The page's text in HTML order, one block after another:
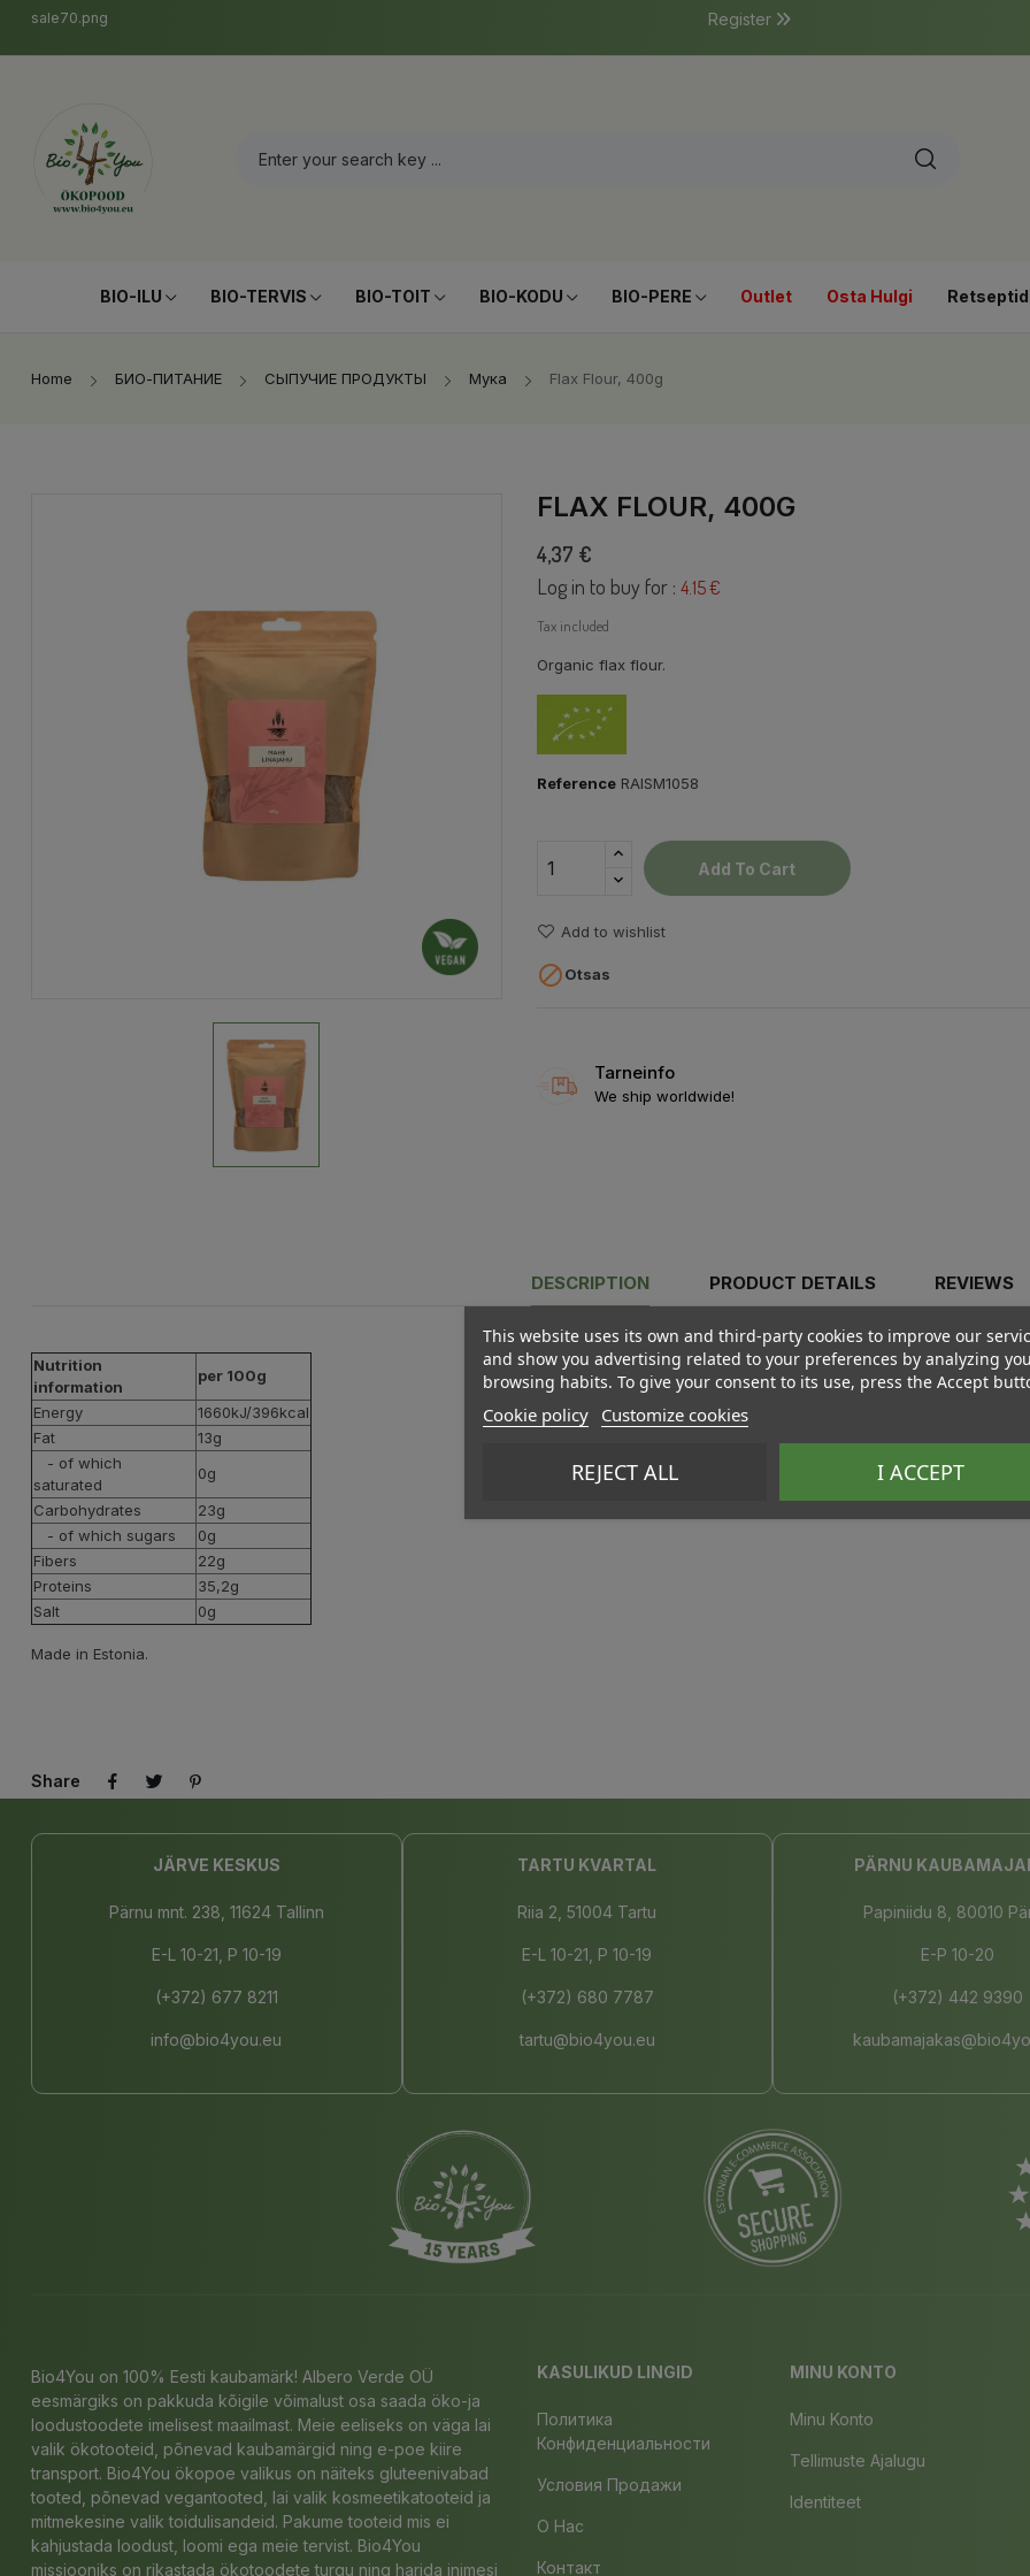
sale70.png Register
BIO-ILU BIO-TERVIS BIO-TOIT BIO-KODU BIO-PERE Outlet Osta Hulgi Retseptid
Home БИО-ПИТАНИЕ СЫПУЧИЕ ПРОДУКТЫ Мука Flax Flour, 400g
FLAX FLOUR, 400G
4,37 €
Log in to buy for : 4.15 €
Tax included
Organic flax flour.
Reference RAISM1058
Add To Cart
Add to wishlist
Otsas
Tarneinfo
We ship worldwide!
DESCRIPTION PRODUCT DETAILS REVIEWS
Nutrition
information
per 100g
Energy
1660kJ/396kcal
Fat
13g
- of which
saturated
0g
Carbohydrates
23g
- of which sugars
0g
Fibers
22g
Proteins
35,2g
Salt
0g
Made in Estonia.
Share
JÄRVE KESKUS
Pärnu mnt. 238, 11624 Tallinn
E-L 10-21, P 10-19
(+372) 677 8211
info@bio4you.eu
TARTU KVARTAL
Riia 2, 51004 Tartu
E-L 10-21, P 10-19
(+372) 680 7787
tartu@bio4you.eu
PÄRNU
Papiniidu 8, 80010
E-P 10-20
(+372) 442 9390
Bio4You on 100% Eesti kaubamärk! Albero Verde OÜ
eesmärgiks on pakkuda kõigile võimalust osa saada öko-ja
loodustoodete imelisest maailmast. Meie eeliseks on väga lai
valik ökotooteid, põnevad kaubamärgid ning e-poe kiire
transport. Bio4You ökopoe valikus on näiteks gluteenivabad
tooted, põnevad vegantooted, lai valik kosmeetikatooteid ja
mitmekesine valik toidulisandeid. Pakume tooteid mis ei
kahjustada loodust, loomi ega meie tervist. Bio4You
missiooniks on rikastada ökotoodete turgu ning harida inimesi
KASULIKUD LINGID
Политика
Конфиденциальности
Условия Продажи
О Нас
Контакт
MINU KONTO
Minu Konto
Tellimuste Ajalugu
Identiteet
This website uses its own and third-party cookies to improve our
and show you advertising related to your preferences by analyzing
browsing habits. To give your consent to its use, press the Accept
Cookie policy Customize cookies
REJECT ALL I ACCEPT